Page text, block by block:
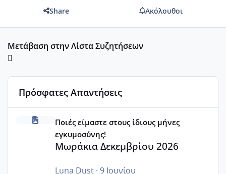
Share Ακόλουθοι
Μετάβαση στην Λίστα Συζητήσεων
Πρόσφατες Απαντήσεις
Μωράκια Δεκεμβρίου 2026
Ποιές είμαστε στους ίδιους μήνες
εγκυμοσύνης!
Μωράκια Δεκεμβρίου 2026
Luna Dust· 9 Ιουνίου